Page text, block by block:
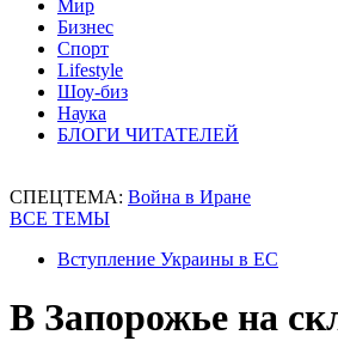
Мир
Бизнес
Спорт
Lifestyle
Шоу-биз
Наука
БЛОГИ ЧИТАТЕЛЕЙ
СПЕЦТЕМА: Война в Иране
ВСЕ ТЕМЫ
Вступление Украины в ЕС
В Запорожье на